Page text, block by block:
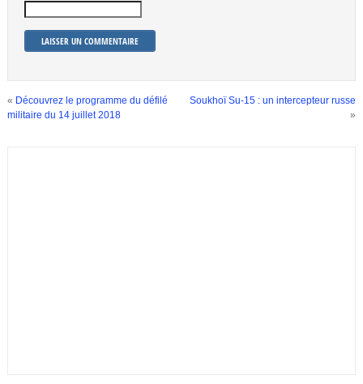
« Découvrez le programme du défilé
militaire du 14 juillet 2018
Soukhoï Su-15 : un intercepteur russe
»